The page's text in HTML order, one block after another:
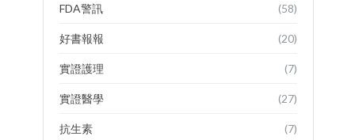
FDA警訊 (58)
好書報報 (20)
實證護理 (7)
實證醫學 (27)
抗生素 (7)